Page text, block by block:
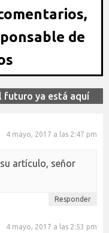
de
futuro ya está aquí
4 mayo, 2017 a las 2:47 pm
artículo, señor
Responder
4 mayo, 2017 a las 2:53 pm